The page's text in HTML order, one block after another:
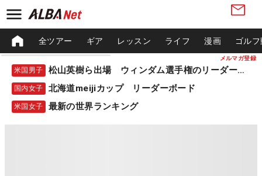
メルマガ登録
全ツアー ギア レッスン ライフ 漫画 ゴル
米国男子 松山英樹ら出場 ウィンダム選手権のリーダーボード
国内女子 北海道meijiカップ リーダーボード
米国女子 最新の世界ランキング